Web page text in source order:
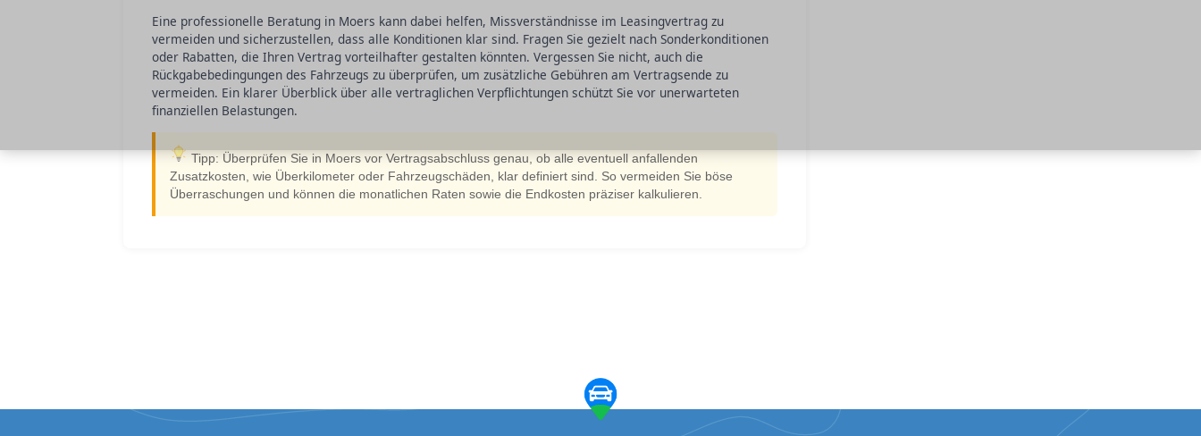
Eine professionelle Beratung in Moers kann dabei helfen, Missverständnisse im Leasingvertrag zu
vermeiden und sicherzustellen, dass alle Konditionen klar sind. Fragen Sie gezielt nach Sonderkonditionen
oder Rabatten, die Ihren Vertrag vorteilhafter gestalten könnten. Vergessen Sie nicht, auch die
Rückgabebedingungen des Fahrzeugs zu überprüfen, um zusätzliche Gebühren am Vertragsende zu
vermeiden. Ein klarer Überblick über alle vertraglichen Verpflichtungen schützt Sie vor unerwarteten
finanziellen Belastungen.
Tipp: Überprüfen Sie in Moers vor Vertragsabschluss genau, ob alle eventuell anfallenden
Zusatzkosten, wie Überkilometer oder Fahrzeugschäden, klar definiert sind. So vermeiden Sie böse
Überraschungen und können die monatlichen Raten sowie die Endkosten präziser kalkulieren.